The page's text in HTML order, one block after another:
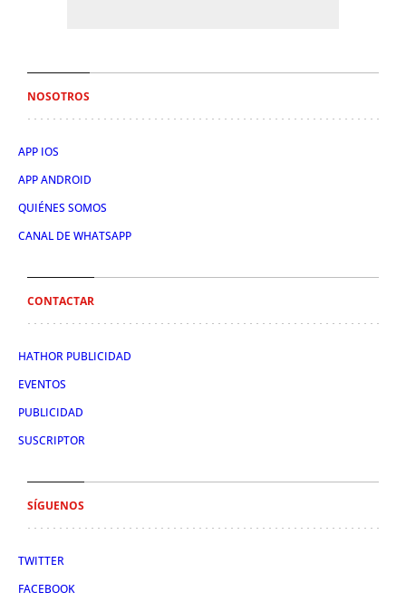
NOSOTROS
APP IOS
APP ANDROID
QUIÉNES SOMOS
CANAL DE WHATSAPP
CONTACTAR
HATHOR PUBLICIDAD
EVENTOS
PUBLICIDAD
SUSCRIPTOR
SÍGUENOS
TWITTER
FACEBOOK